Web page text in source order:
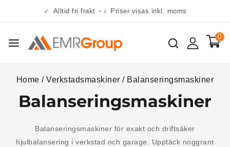
✓ Alltid fri frakt • ℹ Priser visas inkl. moms
0
Home / Verkstadsmaskiner / Balanseringsmaskiner
Balanseringsmaskiner
Balanseringsmaskiner för exakt och driftsäker
hjulbalansering i verkstad och garage. Upptäck noggrant